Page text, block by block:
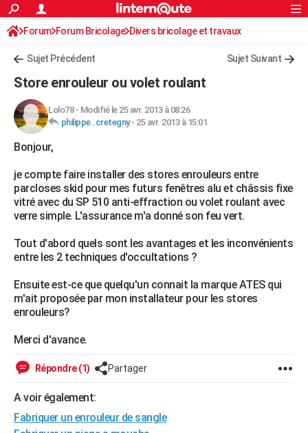
ACTUALITÉS
Politique
Société
Faits Divers
Education
Monde
Villes
+
FINANCE
Retraite
Impôts
Epargne
Immobilier
Risques naturels par ville
Banque
Assurance
Crédit
AUTO
Essais
Réserver un essai
Citadines
Berlines
SUV
Forum auto
+HIGH-TECH
Mobiles
Meilleur smartphone
Internet
Ordinateurs
Jeux vidéo
Guide high-tech
+BRICOLAGE
Forum
Aménagement intérieur
Extérieur
Cuisine
Salle de bains
Jardinage
Rangement
WEEK-END
Guides de France
Escapades
Patrimoine
Expositions
Musées
Week-end nature
+LIFESTYLE
Alimentation
Guide de la santé
Maladies
Médicaments
Sommeil
VOYAGE
Rechercher
S'inscrire
Connexion
Forum Forum Bricolage Divers bricolage et travaux
Sujet Précédent Sujet Suivant
Store enrouleur ou volet roulant
Lolo78- Modifié le 25 avr. 2013 à 08:26
philippe..cretegny- 25 avr. 2013 à 15:01
Bonjour,
je compte faire installer des stores enrouleurs entre
parcloses skid pour mes futurs fenêtres alu et châssis fixe
vitré avec du SP 510 anti-effraction ou volet roulant avec
verre simple. L'assurance m'a donné son feu vert.
Tout d'abord quels sont les avantages et les inconvénients
entre les 2 techniques d'occultations ?
Ensuite est-ce que quelqu'un connait la marque ATES qui
m'ait proposée par mon installateur pour les stores
enrouleurs?
Merci d'avance.
Répondre (1) Partager
A voir également:
Fabriquer un enrouleur de sangle